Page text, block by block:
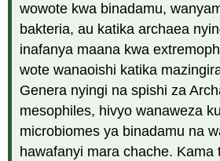
wowote kwa binadamu,
bakteria, au katika archaea
inafanya maana kwa
wote wanaoishi katika
Genera nyingi na spishi za
mesophiles, hivyo wanaweza
microbiomes ya binadamu na
hawafanyi mara chache. Kama